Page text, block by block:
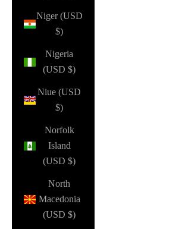
Niger (USD
$)
Nigeria
(USD $)
Niue (USD
$)
Norfolk
Island
(USD $)
North
Macedonia
(USD $)